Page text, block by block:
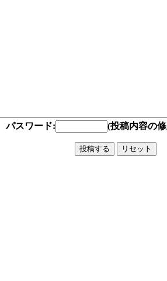
パスワード: (投稿内容の